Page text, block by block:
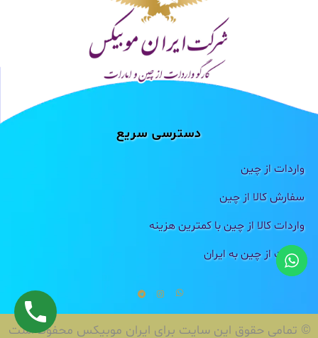
دسترسی سریع
واردات از چین
سفارش کالا از چین
واردات کالا از چین با کمترین هزینه
واردات از چین به ایران
© تمامی حقوق این سایت برای ایران موبیکس محفوظ است